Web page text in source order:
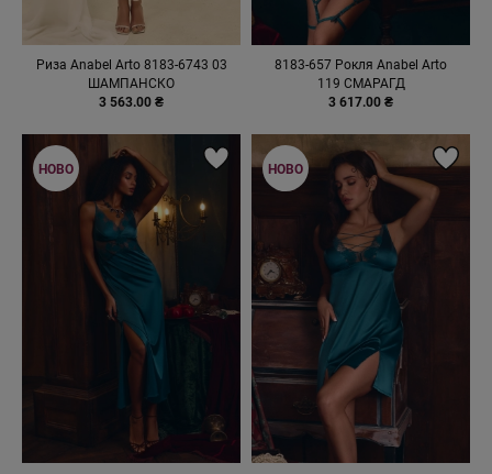
Риза Anabel Arto 8183-6743 03
ШАМПАНСКО
3 563.00 ₴
8183-657 Рокля Anabel Arto
119 СМАРАГД
3 617.00 ₴
НОВО НОВО